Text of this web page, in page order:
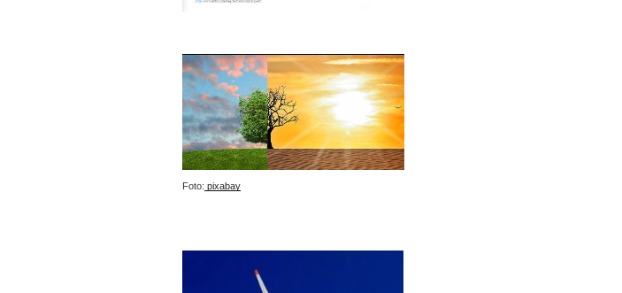
Foto: pixabay